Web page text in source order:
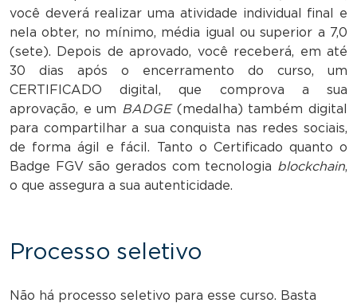
você deverá realizar uma atividade individual final e
nela obter, no mínimo, média igual ou superior a 7,0
(sete). Depois de aprovado, você receberá, em até
30 dias após o encerramento do curso, um
CERTIFICADO digital, que comprova a sua
aprovação, e um
BADGE (medalha) também digital
para compartilhar a sua conquista nas redes sociais,
de forma ágil e fácil. Tanto o Certificado quanto o
Badge FGV são gerados com tecnologia blockchain,
o que assegura a sua autenticidade.
Processo seletivo
Não há processo seletivo para esse curso. Basta